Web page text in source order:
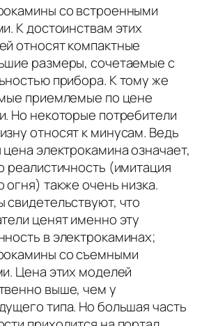
со встроенными
К достоинствам этих
относят компактные
размеры, сочетаемые с
прибора. К тому же
приемлемые по цене
Но некоторые потребители
относят к минусам. Ведь
цена электрокамина означает,
реалистичность (имитация
огня) также очень низка.
свидетельствуют, что
ценят именно эту
в электрокаминах;
со съемными
Цена этих моделей
выше, чем у
типа. Но большая часть